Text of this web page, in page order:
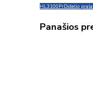
HL3100PrDidelio
Panašios